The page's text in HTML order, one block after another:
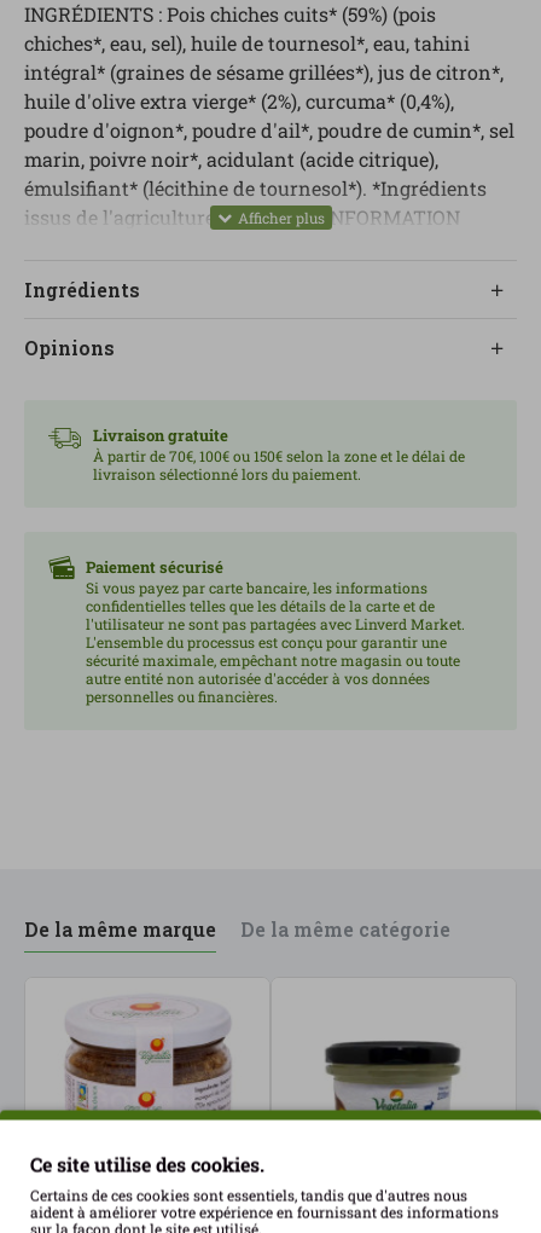
Livraison gratuite
À partir de 70€, 100€ ou 150€ selon la zone et le délai de
livraison sélectionné lors du paiement.
Paiement sécurisé
Si vous payez par carte bancaire, les informations
confidentielles telles que les détails de la carte et de
l'utilisateur ne sont pas partagées avec Linverd Market.
L'ensemble du processus est conçu pour garantir une
sécurité maximale, empêchant notre magasin ou toute
autre entité non autorisée d'accéder à vos données
personnelles ou financières.
INGRÉDIENTS : Pois chiches cuits* (59%) (pois
chiches*, eau, sel), huile de tournesol*, eau, tahini
intégral* (graines de sésame grillées*), jus de citron*,
huile d'olive extra vierge* (2%), curcuma* (0,4%),
poudre d'oignon*, poudre d'ail*, poudre de cumin*, sel
marin, poivre noir*, acidulant (acide citrique),
émulsifiant* (lécithine de tournesol*). *Ingrédients
issus de l'agriculture biologique. INFORMATION
- de ceux qui sont saturés : 2,9 g Glucides : 12,6 g -
g
Ingrédients
Opinions
De la même marque De la même catégorie
Ce site utilise des cookies.
Certains de ces cookies sont essentiels, tandis que d'autres nous
aident à améliorer votre expérience en fournissant des informations
sur la façon dont le site est utilisé.